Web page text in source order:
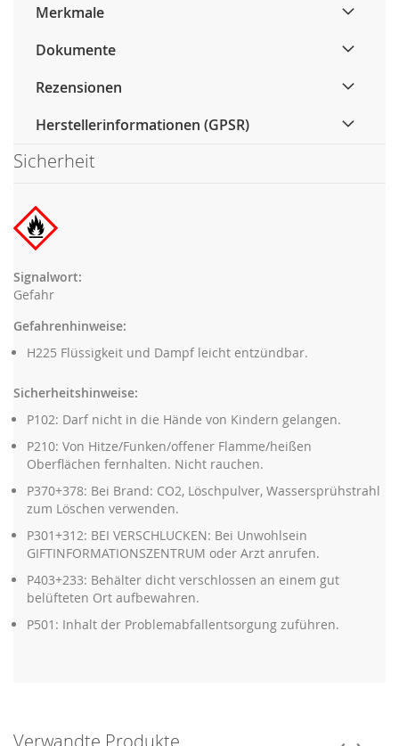
Merkmale
Dokumente
Rezensionen
Herstellerinformationen (GPSR)
Sicherheit
Signalwort:
Gefahr
Gefahrenhinweise:
H225 Flüssigkeit und Dampf leicht entzündbar.
Sicherheitshinweise:
P102: Darf nicht in die Hände von Kindern gelangen.
P210: Von Hitze/Funken/offener Flamme/heißen
Oberflächen fernhalten. Nicht rauchen.
P370+378: Bei Brand: CO2, Löschpulver, Wassersprühstrahl
zum Löschen verwenden.
P301+312: BEI VERSCHLUCKEN: Bei Unwohlsein
GIFTINFORMATIONSZENTRUM oder Arzt anrufen.
P403+233: Behälter dicht verschlossen an einem gut
belüfteten Ort aufbewahren.
P501: Inhalt der Problemabfallentsorgung zuführen.
Verwandte Produkte